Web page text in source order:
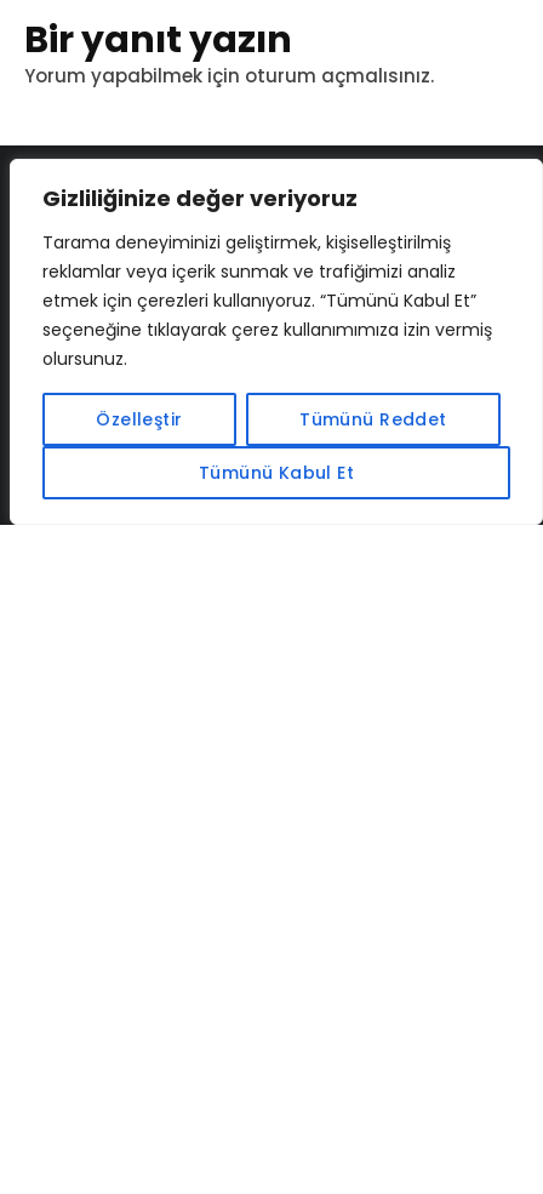
Gizliliğinize değer veriyoruz
Tarama deneyiminizi geliştirmek, kişiselleştirilmiş
reklamlar veya içerik sunmak ve trafiğimizi analiz
etmek için çerezleri kullanıyoruz. “Tümünü Kabul Et”
seçeneğine tıklayarak çerez kullanımımıza izin vermiş
olursunuz.
Özelleştir Tümünü Reddet
Tümünü Kabul Et
Bir yanıt yazın
Yorum yapabilmek için oturum açmalısınız.
İLETIŞIM BAF CADSOFTUSA MAXIMUMPCGUIDES